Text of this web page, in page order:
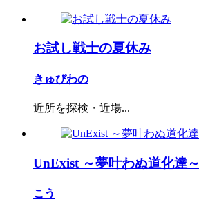
お試し戦士の夏休み
きゅびわの
近所を探検・近場...
UnExist ～夢叶わぬ道化達～
こう